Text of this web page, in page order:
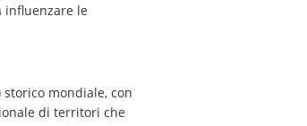
influenzare le
mondiale, con
di territori che